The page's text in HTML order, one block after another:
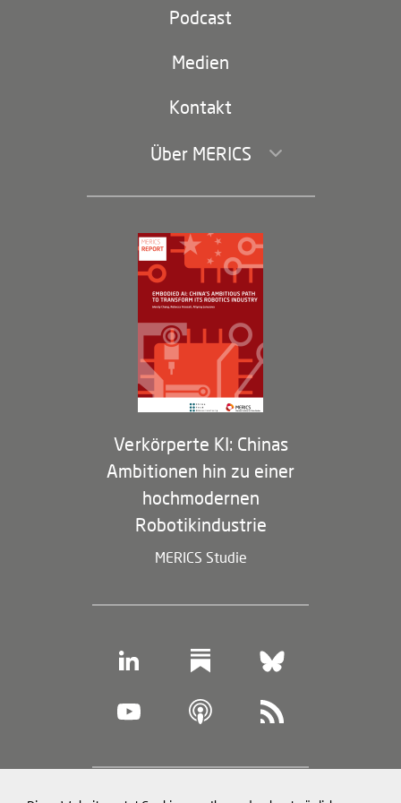
Partei und Staat
navigation)
Podcast
Medien
Kontakt
Über MERICS
Geschäftsführung und Bereiche
Governance
Arbeiten bei MERICS
Partner
Membership Program
Verkörperte KI: Chinas
Ambitionen hin zu einer
hochmodernen
Robotikindustrie
MERICS Studie